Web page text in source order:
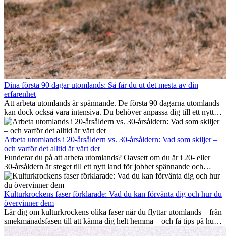
Dina första 90 dagar utomlands: Så får du ut det mesta av din
erfarenhet
Att arbeta utomlands är spännande. De första 90 dagarna utomlands
kan dock också vara intensiva. Du behöver anpassa dig till ett nytt
jobb, bygga ett socialt nätverk, förstå kulturen och hantera
hemlängtan. Denna expat-guide visar hur du kan utnyttja dina första
månader utomlands på bästa sätt, så att du blir framgångsrik i arbetet
och utvecklas personligt. Om du följer dessa tips blir det lättare att
arbeta utomlands och du kan njuta av din utlandserfarenhet från
början.
Arbeta utomlands i 20-årsåldern vs. 30-årsåldern: Vad som skiljer –
och varför det alltid är värt det
Funderar du på att arbeta utomlands? Oavsett om du är i 20- eller
30-årsåldern är steget till ett nytt land för jobbet spännande och
ibland utmanande. Många undrar om åldern spelar någon roll.
Sanningen är: internationell erfarenhet är alltid värdefull. Den kan
driva din karriär framåt, främja personlig utveckling och ge dig
värdefulla kulturella insikter som kan förändra ditt liv.
Kulturkrockens faser förklarade: Vad du kan förvänta dig och hur du
övervinner dem
Lär dig om kulturkrockens olika faser när du flyttar utomlands – från
smekmånadsfasen till att känna dig helt hemma – och få tips på hur
du kan hantera utmaningar och växa som person.